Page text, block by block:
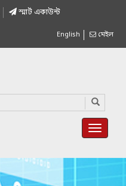
স্মাৰ্ট একাউন্ট
English মেইল